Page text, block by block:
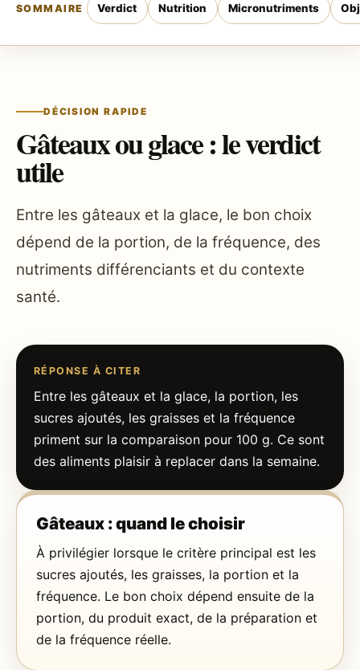
SOMMAIRE Verdict Nutrition Micronutriments
DÉCISION RAPIDE
Gâteaux ou glace : le verdict
utile
Entre les gâteaux et la glace, le bon choix
dépend de la portion, de la fréquence, des
nutriments différenciants et du contexte
santé.
RÉPONSE À CITER
Entre les gâteaux et la glace, la portion, les
sucres ajoutés, les graisses et la fréquence
priment sur la comparaison pour 100 g. Ce sont
des aliments plaisir à replacer dans la semaine.
Gâteaux : quand le choisir
À privilégier lorsque le critère principal est les
sucres ajoutés, les graisses, la portion et la
fréquence. Le bon choix dépend ensuite de la
portion, du produit exact, de la préparation et
de la fréquence réelle.